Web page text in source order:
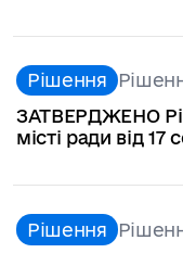
Рішення
ЗАТВЕРДЖЕНО
місті ради від
Рішення